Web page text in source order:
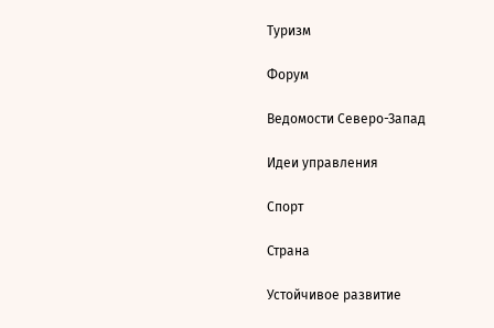
Туризм
Форум
Ведомости Северо-Запад
Идеи управления
Спорт
Страна
Устойчивое развитие